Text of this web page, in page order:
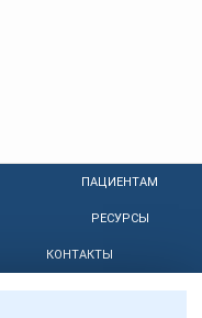
ПАЦИЕНТАМ
РЕСУРСЫ
КОНТАКТЫ